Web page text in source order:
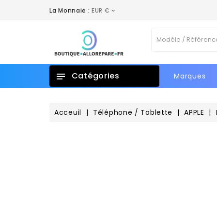
La Monnaie : EUR €
Catégories Marques
Acceuil Téléphone / Tablette APPLE